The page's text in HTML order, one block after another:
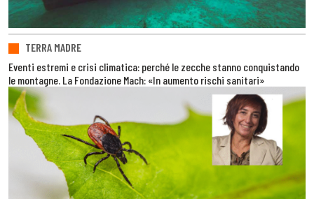
TERRA MADRE
Eventi estremi e crisi climatica: perché le zecche stanno conquistando
le montagne. La Fondazione Mach: «In aumento rischi sanitari»